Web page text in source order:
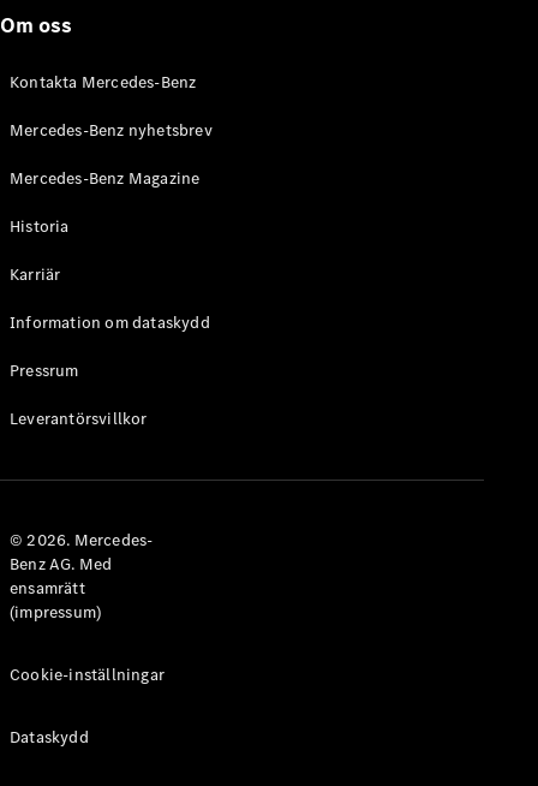
Om oss
Kontakta Mercedes-Benz
Mercedes-Benz nyhetsbrev
Mercedes-Benz Magazine
Historia
Karriär
Information om dataskydd
Pressrum
Leverantörsvillkor
© 2026. Mercedes-
Benz AG. Med
ensamrätt
(impressum)
Cookie-inställningar
Dataskydd